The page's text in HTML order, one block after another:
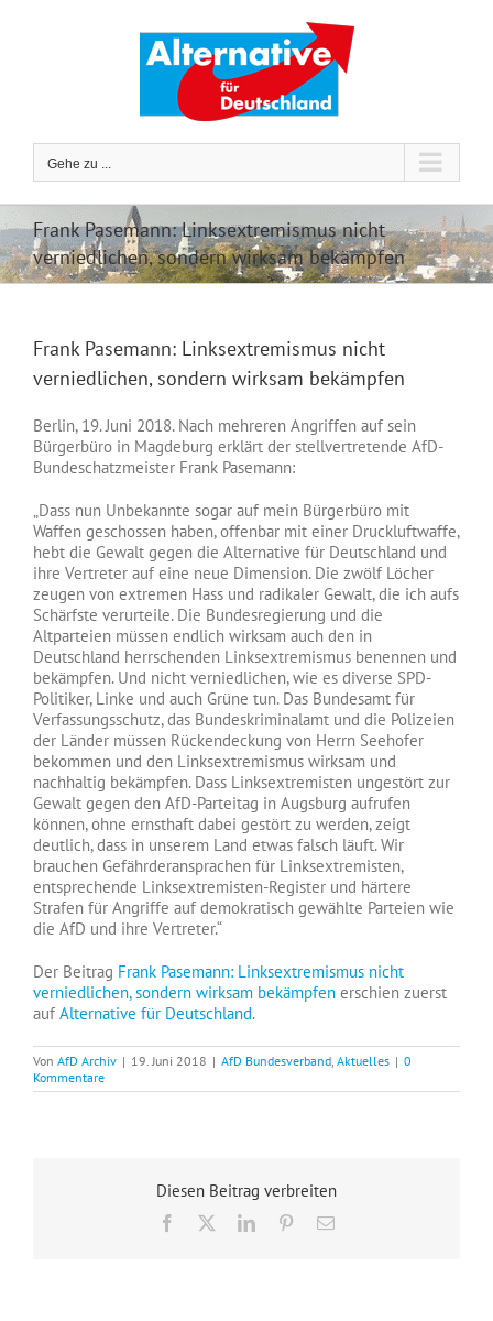
Gehe zu ...
Frank Pasemann: Linksextremismus nicht
verniedlichen, sondern wirksam bekämpfen
Frank Pasemann: Linksextremismus nicht
verniedlichen, sondern wirksam bekämpfen
Berlin, 19. Juni 2018. Nach mehreren Angriffen auf sein
Bürgerbüro in Magdeburg erklärt der stellvertretende AfD-
Bundeschatzmeister Frank Pasemann:
„Dass nun Unbekannte sogar auf mein Bürgerbüro mit
Waffen geschossen haben, offenbar mit einer Druckluftwaffe,
hebt die Gewalt gegen die Alternative für Deutschland und
ihre Vertreter auf eine neue Dimension. Die zwölf Löcher
zeugen von extremen Hass und radikaler Gewalt, die ich aufs
Schärfste verurteile. Die Bundesregierung und die
Altparteien müssen endlich wirksam auch den in
Deutschland herrschenden Linksextremismus benennen und
bekämpfen. Und nicht verniedlichen, wie es diverse SPD-
Politiker, Linke und auch Grüne tun. Das Bundesamt für
Verfassungsschutz, das Bundeskriminalamt und die Polizeien
der Länder müssen Rückendeckung von Herrn Seehofer
bekommen und den Linksextremismus wirksam und
nachhaltig bekämpfen. Dass Linksextremisten ungestört zur
Gewalt gegen den AfD-Parteitag in Augsburg aufrufen
können, ohne ernsthaft dabei gestört zu werden, zeigt
deutlich, dass in unserem Land etwas falsch läuft. Wir
brauchen Gefährderansprachen für Linksextremisten,
entsprechende Linksextremisten-Register und härtere
Strafen für Angriffe auf demokratisch gewählte Parteien wie
die AfD und ihre Vertreter.“
Der Beitrag Frank Pasemann: Linksextremismus nicht
verniedlichen, sondern wirksam bekämpfen erschien zuerst
auf Alternative für Deutschland.
Von AfD Archiv | 19. Juni 2018 | AfD Bundesverband Aktuelles | 0
Kommentare
Diesen Beitrag verbreiten
Facebook LinkedInPinterest
E-